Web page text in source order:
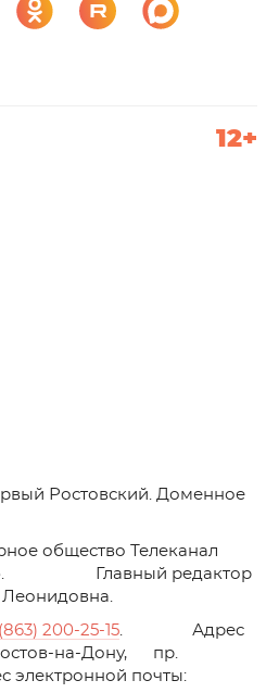
12+
Ростовский. Доменное
общество Телеканал
Главный редактор
200-25-15. Адрес
на-Дону, пр.
электронной почты: